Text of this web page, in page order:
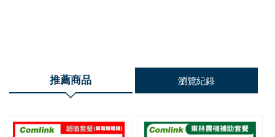
推薦商品 瀏覽紀錄